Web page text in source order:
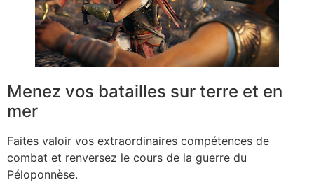
Menez vos batailles sur terre et en
mer
Faites valoir vos extraordinaires compétences de
combat et renversez le cours de la guerre du
Péloponnèse.